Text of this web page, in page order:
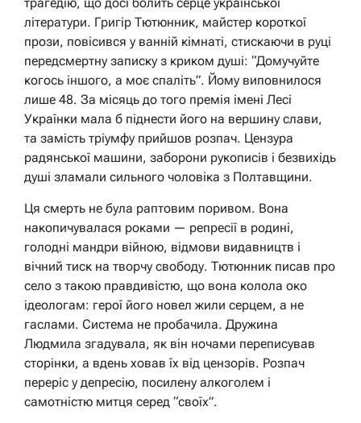
літератури. Григір Тютюнник, майстер короткої
прози, повісився у ванній кімнаті, стискаючи в руці
передсмертну записку з криком душі: “Домучуйте
когось іншого, а моє спаліть”. Йому виповнилося
лише 48. За місяць до того премія імені Лесі
Українки мала б піднести його на вершину слави,
та замість тріумфу прийшов розпач. Цензура
радянської машини, заборони рукописів і безвихідь
душі зламали сильного чоловіка з Полтавщини.
Ця смерть не була раптовим поривом. Вона
накопичувалася роками — репресії в родині,
голодні мандри війною, відмови видавництв і
вічний тиск на творчу свободу. Тютюнник писав про
село з такою правдивістю, що вона колола око
ідеологам: герої його новел жили серцем, а не
гаслами. Система не пробачила. Дружина
Людмила згадувала, як він ночами переписував
сторінки, а вдень ховав їх від цензорів. Розпач
переріс у депресію, посилену алкоголем і
самотністю митця серед “своїх”.